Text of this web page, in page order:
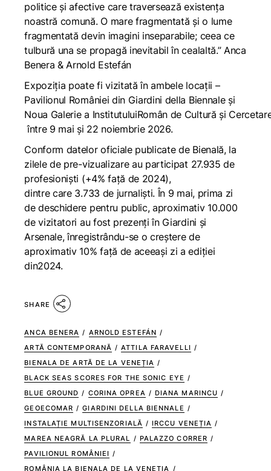
politice și afective care traversează existența
noastră comună. O mare fragmentată și o lume
fragmentată devin imagini inseparabile; ceea ce
tulbură una se propagă inevitabil în cealaltă.” Anca
Benera & Arnold Estefán
Expoziția poate fi vizitată în ambele locații –
Pavilionul României din Giardini della Biennale și
Noua Galerie a InstitutuluiRomân de Cultură și
între 9 mai și 22 noiembrie 2026.
Conform datelor oficiale publicate de Bienală, la
zilele de pre-vizualizare au participat 27.935 de
profesioniști (+4% față de 2024),
dintre care 3.733 de jurnaliști. În 9 mai, prima zi
de deschidere pentru public, aproximativ 10.000
de vizitatori au fost prezenți în Giardini și
Arsenale, înregistrându-se o creștere de
aproximativ 10% față de aceeași zi a ediției
din2024.
SHARE
ANCA BENERA / ARNOLD ESTEFÁN /
ARTĂ CONTEMPORANĂ / ATTILA FARAVELLI /
BIENALA DE ARTĂ DE LA VENEȚIA /
BLACK SEAS SCORES FOR THE SONIC EYE /
BLUE GROUND / CORINA OPREA / DIANA MARINCU /
GEOECOMAR / GIARDINI DELLA BIENNALE /
INSTALAȚIE MULTISENZORIALĂ / IRCCU VENEȚIA /
MAREA NEAGRĂ LA PLURAL / PALAZZO CORRER /
PAVILIONUL ROMÂNIEI /
ROMÂNIA LA BIENALA DE LA VENEȚIA /